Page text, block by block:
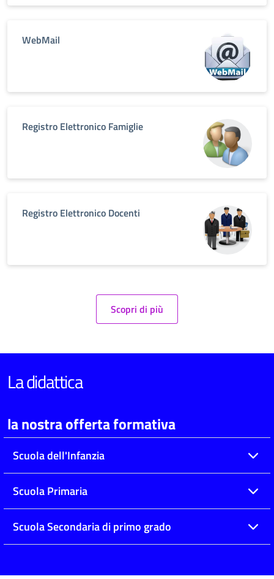
WebMail
Registro Elettronico Famiglie
Registro Elettronico Docenti
Scopri di più
La didattica
la nostra offerta formativa
Scuola dell'Infanzia
Scuola Primaria
Scuola Secondaria di primo grado